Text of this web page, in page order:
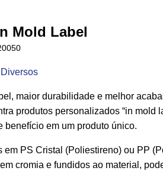
Mold Label
Diversos
maior durabilidade e melhor
produtos personalizados “in mold
benefício em um produto único.
em PS Cristal (Poliestireno) ou PP
cromia e fundidos ao material,